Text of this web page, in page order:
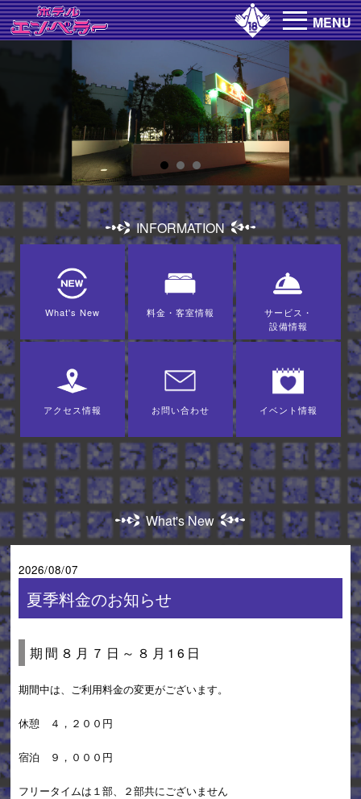
MENU
INFORMATION
What's New 料金・客室情報
サービス・
設備情報
アクセス情報 お問い合わせ イベント情報
What's New
2026/08/07
夏季料金のお知らせ
期間８月７日～８月16日
期間中は、ご利用料金の変更がございます。
休憩 ４，２００円
宿泊 ９，０００円
フリータイムは１部、２部共にございません